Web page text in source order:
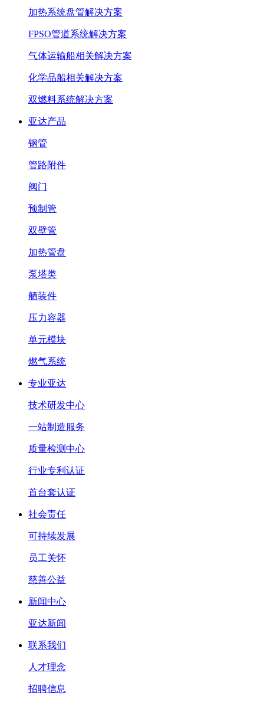
加热系统盘管解决方案
FPSO管道系统解决方案
气体运输船相关解决方案
化学品船相关解决方案
双燃料系统解决方案
亚达产品
钢管
管路附件
阀门
预制管
双壁管
加热管盘
泵塔类
舾装件
压力容器
单元模块
燃气系统
专业亚达
技术研发中心
一站制造服务
质量检测中心
行业专利认证
首台套认证
社会责任
可持续发展
员工关怀
慈善公益
新闻中心
亚达新闻
联系我们
人才理念
招聘信息